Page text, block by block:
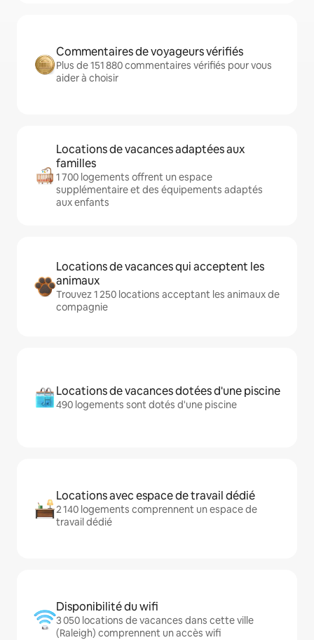
Commentaires de voyageurs vérifiés
Plus de 151 880 commentaires vérifiés pour vous
aider à choisir
Locations de vacances adaptées aux
familles
1 700 logements offrent un espace
supplémentaire et des équipements adaptés
aux enfants
Locations de vacances qui acceptent les
animaux
Trouvez 1 250 locations acceptant les animaux de
compagnie
Locations de vacances dotées d'une piscine
490 logements sont dotés d'une piscine
Locations avec espace de travail dédié
2 140 logements comprennent un espace de
travail dédié
Disponibilité du wifi
3 050 locations de vacances dans cette ville
(Raleigh) comprennent un accès wifi